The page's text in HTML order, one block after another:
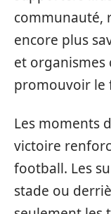
communauté,
encore plus
et
promouvoir le
Les moments
victoire
football. Les
stade ou